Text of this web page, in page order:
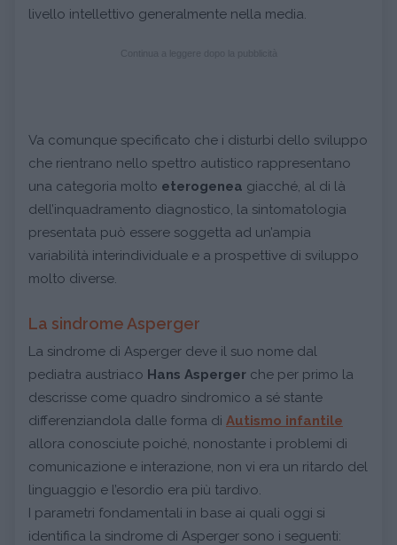
livello intellettivo generalmente nella media.
Va comunque specificato che i disturbi dello sviluppo
che rientrano nello spettro autistico rappresentano
una categoria molto eterogenea giacché, al di là
dell’inquadramento diagnostico, la sintomatologia
presentata può essere soggetta ad un’ampia
variabilità interindividuale e a prospettive di sviluppo
molto diverse.
La sindrome Asperger
La sindrome di Asperger deve il suo nome dal
pediatra austriaco Hans Asperger che per primo la
descrisse come quadro sindromico a sé stante
differenziandola dalle forma di Autismo infantile
allora conosciute poiché, nonostante i problemi di
comunicazione e interazione, non vi era un ritardo del
linguaggio e l’esordio era più tardivo.
I parametri fondamentali in base ai quali oggi si
identifica la sindrome di Asperger sono i seguenti: